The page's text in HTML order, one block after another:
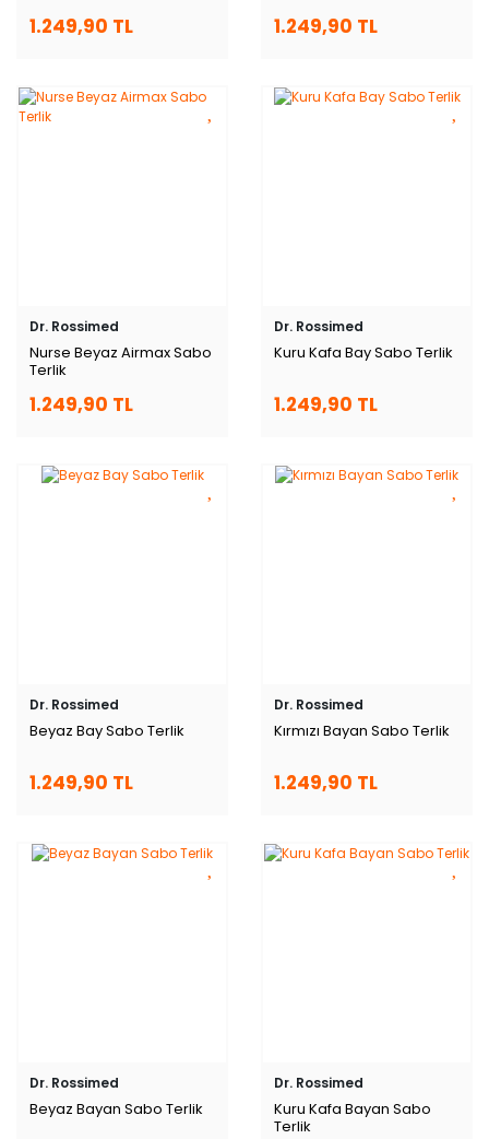
1.249,90 TL 1.249,90 TL
Dr. Rossimed
Nurse Beyaz Airmax Sabo
Terlik
1.249,90 TL
Dr. Rossimed
Kuru Kafa Bay Sabo Terlik
1.249,90 TL
Dr. Rossimed
Beyaz Bay Sabo Terlik
1.249,90 TL
Dr. Rossimed
Kırmızı Bayan Sabo Terlik
1.249,90 TL
Dr. Rossimed
Beyaz Bayan Sabo Terlik
Dr. Rossimed
Kuru Kafa Bayan Sabo
Terlik